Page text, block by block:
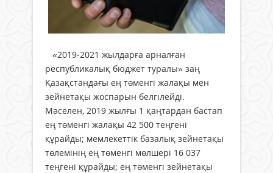
«2019-2021 жылдарға арналған
республикалық бюджет туралы» заң
Қазақстандағы ең төменгі жалақы мен
зейнетақы жоспарын белгілейді.
Мәселен, 2019 жылғы 1 қаңтардан бастап
ең төменгі жалақы 42 500 теңгені
құрайды; мемлекеттік базалық зейнетақы
төлемінің ең төменгі мөлшері 16 037
теңгені құрайды; ең төменгі зейнетақы